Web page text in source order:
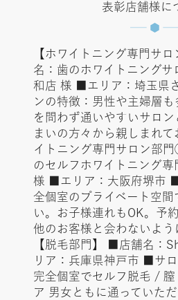
表彰店舗様に
【ホワイトニング専門サ
名：歯のホワイトニングサ
和店 様 ■エリア：埼玉県
ンの特徴：男性や主婦層
を問わず通いやすいサロン
まいの方々から親しまれ
イトニング専門サロン部
のセルフホワイトニング
様 ■エリア：大阪府堺市
全個室のプライベート空間
い。お子様連れもOK。予
他のお客様と会わないよう
【脱毛部門】 ■店舗名：
リア：兵庫県神戸市 ■サ
完全個室でセルフ脱毛 /
ア 男女ともに通っていた